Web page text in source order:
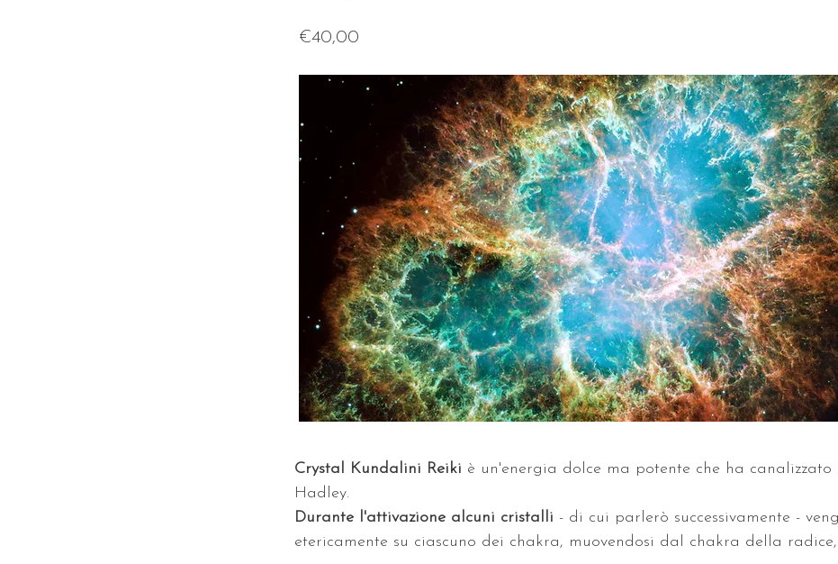
€40,00
Crystal Kundalini Reiki è un'energia dolce ma potente che ha canalizzato
Hadley.
Durante l'attivazione alcuni cristalli - di cui parlerò successivamente -
etericamente su ciascuno dei chakra, muovendosi dal chakra della